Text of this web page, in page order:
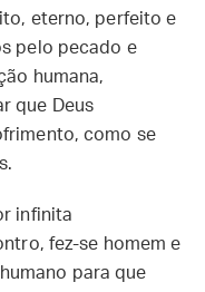
eterno, perfeito e
pelo pecado e
humana,
que Deus
como se
infinita
fez-se homem e
para que